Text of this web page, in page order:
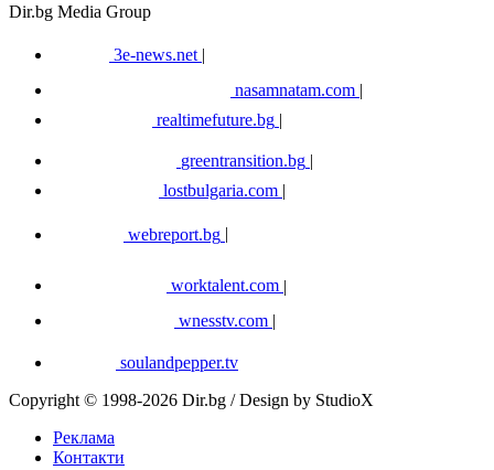
Dir.bg Media Group
3e-news.net |
nasamnatam.com |
realtimefuture.bg |
greentransition.bg |
lostbulgaria.com |
webreport.bg
worktalent.com |
wnesstv.com |
soulandpepper.tv
Copyright © 1998-2026 Dir.bg / Design by StudioX
Реклама
Контакти